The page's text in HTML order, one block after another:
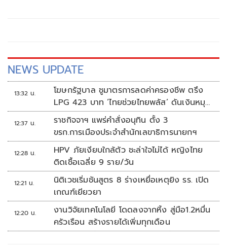
NEWS UPDATE
13:32 น.
โฆษกรัฐบาล ชูมาตรการลดค่าครองชีพ ตรึง
LPG 423 บาท ‘ไทยช่วยไทยพลัส’ ดันเงินหมุน
แสนล้าน
12:37 น.
ราชกิจจาฯ แพร่คำสั่งอนุทิน ตั้ง 3
ขรก.การเมืองประจำสำนักเลขาธิการนายกฯ
12:28 น.
HPV ภัยเงียบใกล้ตัว ชะล่าใจไม่ได้ หญิงไทย
ติดเชื้อเฉลี่ย 9 ราย/วัน
12:21 น.
นิติเวชเริ่มชันสูตร 8 ร่างเหยื่อเหตุยิง รร. เปิด
เกณฑ์เยียวยา
12:20 น.
งานวิจัยเทคโนโลยี โดดลงจากหิ้ง สู่มือ1.2หมื่น
ครัวเรือน สร้างรายได้เพิ่มทุกเดือน